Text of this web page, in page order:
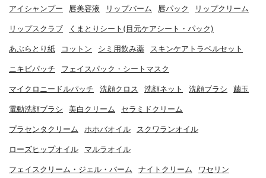
アイシャンプー 唇美容液 リップバーム 唇パック リップクリーム
リップスクラブ くまとりシート(目元ケアシート・パック)
あぶらとり紙 コットン シミ用飲み薬 スキンケアトラベルセット
ニキビパッチ フェイスパック・シートマスク
マイクロニードルパッチ 洗顔クロス 洗顔ネット 洗顔ブラシ 繭玉
電動洗顔ブラシ 美白クリーム セラミドクリーム
プラセンタクリーム ホホバオイル スクワランオイル
ローズヒップオイル マルラオイル
フェイスクリーム・ジェル・バーム ナイトクリーム ワセリン